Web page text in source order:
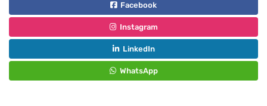
Facebook
Instagram
LinkedIn
WhatsApp